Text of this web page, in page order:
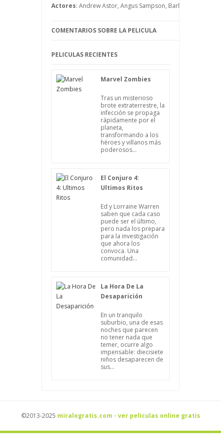
tiene ninguna culpa la persona que lo
Actores: Andrew Astor, Angus Sampson, Barbara Hershey,
COMENTARIOS SOBRE LA PELICULA
PELICULAS RECIENTES
Marvel Zombies
Tras un misterioso
brote extraterrestre, la
infección se propaga
rápidamente por el
planeta,
transformando a los
héroes y villanos más
poderosos...
El Conjuro 4:
Ultimos Ritos
Ed y Lorraine Warren
saben que cada caso
puede ser el último,
pero nada los prepara
para la investigación
que ahora los
convoca. Una
comunidad...
La Hora De La
Desaparición
En un tranquilo
suburbio, una de esas
noches que parecen
no tener nada que
temer, ocurre algo
impensable: diecisiete
niños desaparecen de
sus...
©2013-2025 miralogratis.com - ver peliculas online gratis